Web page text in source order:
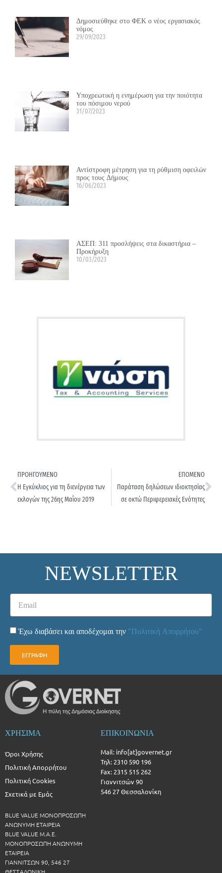
Δημοσιεύθηκε στο ΦΕΚ ο νέος εργασιακός
νόμος
29/09/2023
Υποχρεωτική η ενημέρωση για την ποιότητα
του πόσιμου νερού
31/07/2023
Αντίστροφη μέτρηση για τη ρύθμιση οφειλών
προς τους Δήμους
16/06/2023
ΑΣΕΠ: 311 προσλήψεις στα δικαστήρια –
Προκήρυξη
10/03/2023
ΠΡΟΗΓΟΥΜΕΝΟ
Η Εγκύκλιος για τη διενέργεια των
εκλογών της 26ης Μαΐου 2019
ΕΠΟΜΕΝΟ
Παράταση δηλώσεων ιδιοκτησίας
σε οκτώ Περιφερειακές Ενότητες
NEWSLETTER
Έχω διαβάσει και αποδέχομαι την "Πολιτική Απορρήτου"
ΕΓΓΡΑΦΗ
ΧΡΗΣΙΜΑ
Όροι Χρήσης
Πολιτική Απορρήτου
Πολιτική Cookies
Σχετικά με Εμάς
BLUE VALUE ΜΟΝΟΠΡΟΣΩΠΗ
ΑΝΩΝΥΜΗ ΕΤΑΙΡΕΙΑ
BLUE VALUE Μ.Α.Ε.
ΜΟΝΟΠΡΟΣΩΠΗ ΑΝΩΝΥΜΗ
ΕΤΑΙΡΕΙΑ
ΓΙΑΝΝΙΤΣΩΝ 90, 546 27
ΕΠΙΚΟΙΝΩΝΙΑ
Mail: info[at]governet.gr
Τηλ: 2310 590 196
Fax: 2315 515 262
Γιαννιτσών 90
546 27 Θεσσαλονίκη